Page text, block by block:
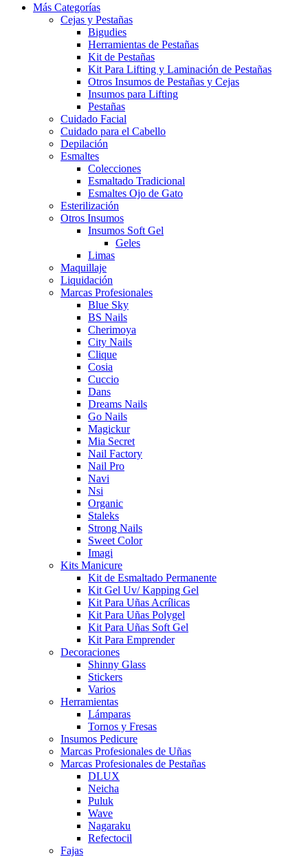
Más Categorías
Cejas y Pestañas
Bigudies
Herramientas de Pestañas
Kit de Pestañas
Kit Para Lifting y Laminación de Pestañas
Otros Insumos de Pestañas y Cejas
Insumos para Lifting
Pestañas
Cuidado Facial
Cuidado para el Cabello
Depilación
Esmaltes
Colecciones
Esmaltado Tradicional
Esmaltes Ojo de Gato
Esterilización
Otros Insumos
Insumos Soft Gel
Geles
Limas
Maquillaje
Liquidación
Marcas Profesionales
Blue Sky
BS Nails
Cherimoya
City Nails
Clique
Cosia
Cuccio
Dans
Dreams Nails
Go Nails
Magickur
Mia Secret
Nail Factory
Nail Pro
Navi
Nsi
Organic
Staleks
Strong Nails
Sweet Color
Imagi
Kits Manicure
Kit de Esmaltado Permanente
Kit Gel Uv/ Kapping Gel
Kit Para Uñas Acrílicas
Kit Para Uñas Polygel
Kit Para Uñas Soft Gel
Kit Para Emprender
Decoraciones
Shinny Glass
Stickers
Varios
Herramientas
Lámparas
Tornos y Fresas
Insumos Pedicure
Marcas Profesionales de Uñas
Marcas Profesionales de Pestañas
DLUX
Neicha
Puluk
Wave
Nagaraku
Refectocil
Fajas